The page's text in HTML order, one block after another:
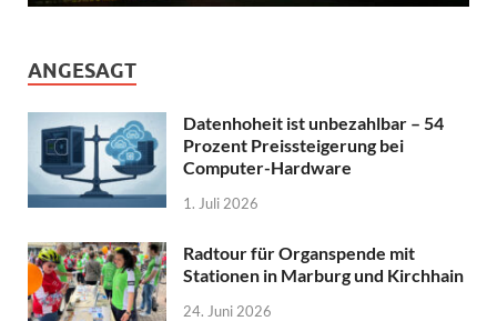
ANGESAGT
Datenhoheit ist unbezahlbar – 54
Prozent Preissteigerung bei
Computer-Hardware
1. Juli 2026
Radtour für Organspende mit
Stationen in Marburg und Kirchhain
24. Juni 2026